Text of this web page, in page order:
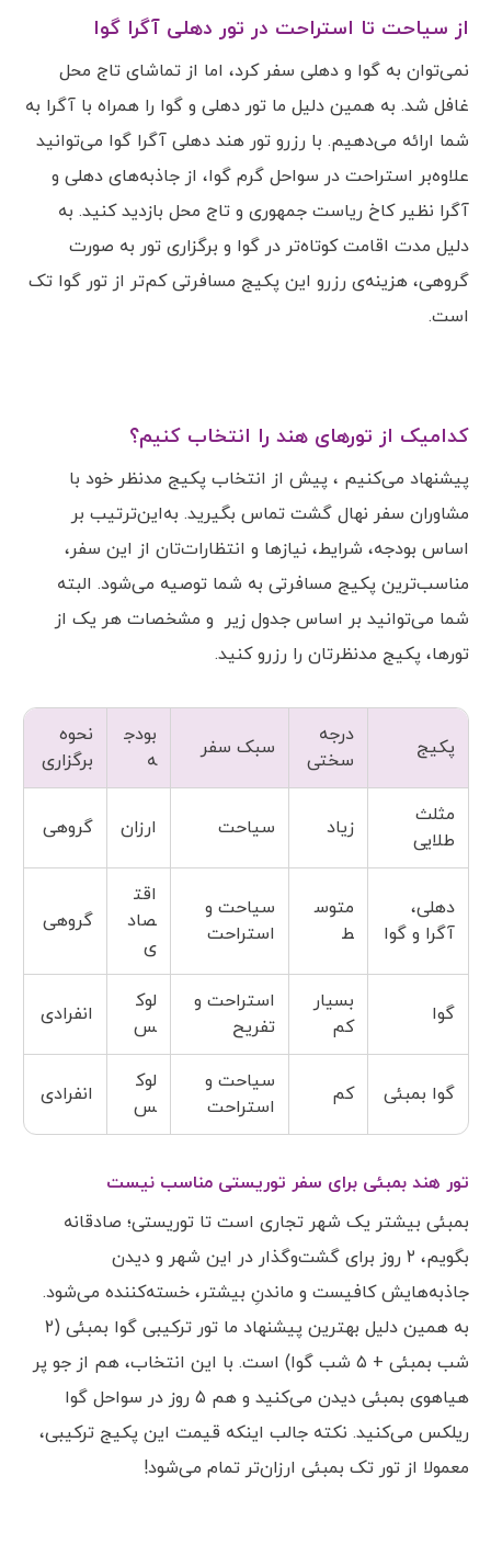
از سیاحت تا استراحت در تور دهلی آگرا گوا
نمی‌توان به گوا و دهلی سفر کرد، اما از تماشای تاج محل
غافل شد. به همین دلیل ما تور دهلی و گوا را همراه با آگرا به
شما ارائه می‌دهیم. با رزرو تور هند دهلی آگرا گوا می‌توانید
علاوه‌بر استراحت در سواحل گرم گوا، از جاذبه‌های دهلی و
آگرا نظیر کاخ ریاست جمهوری و تاج محل بازدید کنید. به
دلیل مدت اقامت کوتاه‌تر در گوا و برگزاری تور به صورت
گروهی، هزینه‌ی رزرو این پکیج مسافرتی کم‌تر از تور گوا تک
است.
کدامیک از تورهای هند را انتخاب کنیم؟
پیشنهاد می‌کنیم ، پیش از انتخاب پکیج مدنظر خود با
مشاوران سفر نهال گشت تماس بگیرید. به‌این‌ترتیب بر
اساس بودجه، شرایط، نیازها و انتظارات‌تان از این سفر،
مناسب‌ترین پکیج مسافرتی به شما توصیه می‌شود. البته
شما می‌توانید بر اساس جدول زیر و مشخصات هر یک از
تورها، پکیج مدنظرتان را رزرو کنید.
پکیج
درجه
سختی
سبک سفر
بودج
ه
نحوه
برگزاری
مثلث
طلایی
زیاد سیاحت ارزان گروهی
دهلی،
آگرا و گوا
متوس
ط
سیاحت و
استراحت
اقت
صاد
ی
گروهی
گوا
بسیار
کم
استراحت و
تفریح
لوک
س
انفرادی
گوا بمبئی کم
سیاحت و
استراحت
لوک
س
انفرادی
تور هند بمبئی برای سفر توریستی مناسب نیست
بمبئی بیشتر یک شهر تجاری است تا توریستی؛ صادقانه
بگویم، ۲ روز برای گشت‌وگذار در این شهر و دیدن
جاذبه‌هایش کافیست و ماندنِ بیشتر، خسته‌کننده می‌شود.
به همین دلیل بهترین پیشنهاد ما تور ترکیبی گوا بمبئی (۲
شب بمبئی + ۵ شب گوا) است. با این انتخاب، هم از جو پر
هیاهوی بمبئی دیدن می‌کنید و هم ۵ روز در سواحل گوا
ریلکس می‌کنید. نکته جالب اینکه قیمت این پکیج ترکیبی،
معمولا از تور تک بمبئی ارزان‌تر تمام می‌شود!